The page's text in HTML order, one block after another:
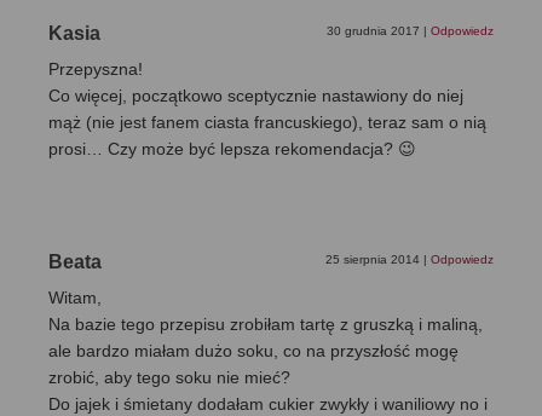
Kasia 30 grudnia 2017 | Odpowiedz
Przepyszna!
Co więcej, początkowo sceptycznie nastawiony do niej
mąż (nie jest fanem ciasta francuskiego), teraz sam o nią
prosi… Czy może być lepsza rekomendacja? 😉
Beata 25 sierpnia 2014 | Odpowiedz
Witam,
Na bazie tego przepisu zrobiłam tartę z gruszką i maliną,
ale bardzo miałam dużo soku, co na przyszłość mogę
zrobić, aby tego soku nie mieć?
Do jajek i śmietany dodałam cukier zwykły i waniliowy no i